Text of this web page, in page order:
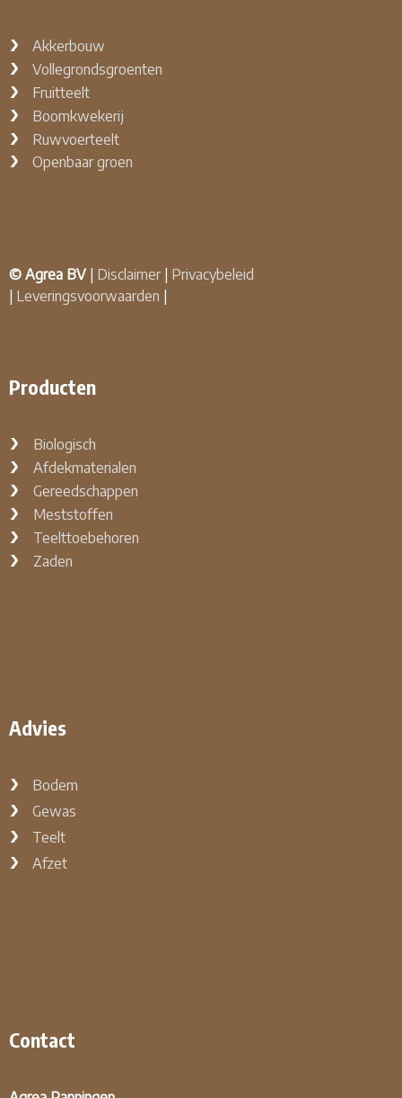
Akkerbouw
Vollegrondsgroenten
Fruitteelt
Boomkwekerij
Ruwvoerteelt
Openbaar groen
© Agrea BV Disclaimer| Privacybeleid
Leveringsvoorwaarden
Producten
Biologisch
Afdekmaterialen
Gereedschappen
Meststoffen
Teelttoebehoren
Zaden
Advies
Bodem
Gewas
Teelt
Afzet
Contact